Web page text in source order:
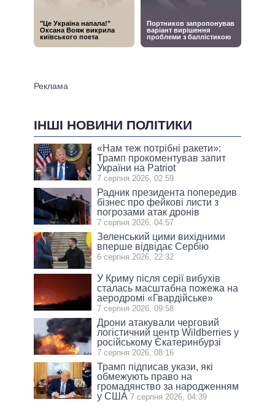
ІНШІ НОВИНИ ПОЛІТИКИ
«Нам теж потрібні ракети»:
Трамп прокоментував запит
України на Patriot
7 серпня 2026, 02:59
Радник президента попередив
бізнес про фейкові листи з
погрозами атак дронів
7 серпня 2026, 04:57
Зеленський цими вихідними
вперше відвідає Сербію
6 серпня 2026, 22:32
У Криму після серії вибухів
сталась масштабна пожежа на
аеродромі «Гвардійське»
7 серпня 2026, 09:58
Дрони атакували черговий
логістичний центр Wildberries у
російському Єкатеринбурзі
7 серпня 2026, 08:16
Трамп підписав укази, які
обмежують право на
громадянство за народженням
у США 7 серпня 2026, 04:39